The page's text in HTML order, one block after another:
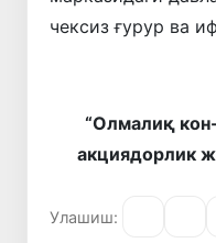
чексиз ғурур ва
“Олмалиқ
акциядорлик
Улашиш: